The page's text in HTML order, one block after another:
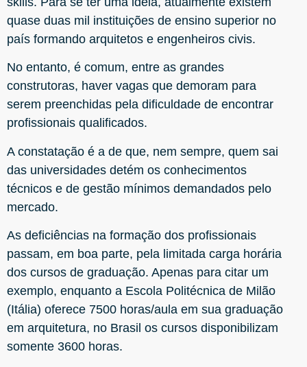
quase duas mil instituições de ensino superior no
país formando arquitetos e engenheiros civis.
No entanto, é comum, entre as grandes
construtoras, haver vagas que demoram para
serem preenchidas pela dificuldade de encontrar
profissionais qualificados.
A constatação é a de que, nem sempre, quem sai
das universidades detém os conhecimentos
técnicos e de gestão mínimos demandados pelo
mercado.
As deficiências na formação dos profissionais
passam, em boa parte, pela limitada carga horária
dos cursos de graduação. Apenas para citar um
exemplo, enquanto a Escola Politécnica de Milão
(Itália) oferece 7500 horas/aula em sua graduação
em arquitetura, no Brasil os cursos disponibilizam
somente 3600 horas.